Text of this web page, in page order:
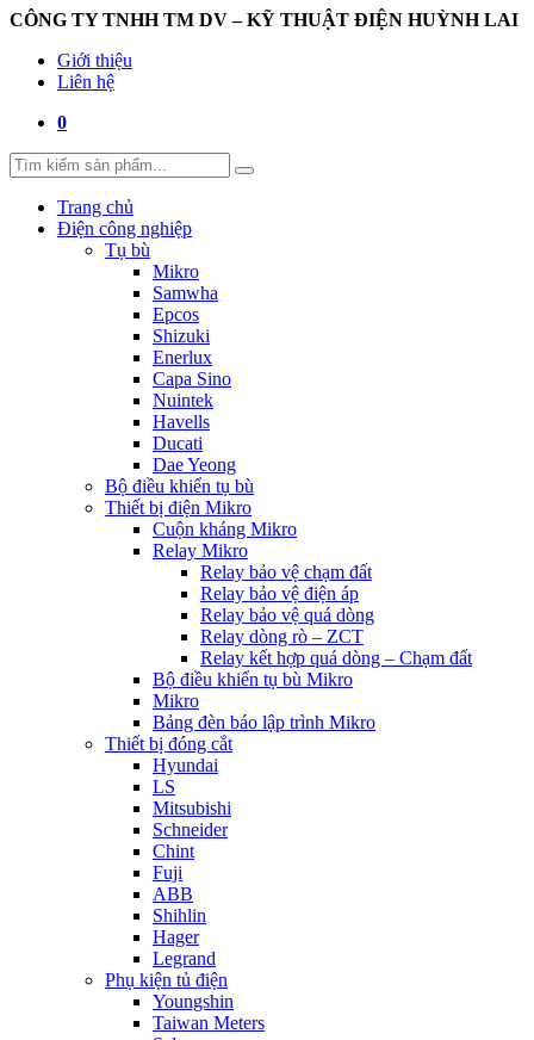
CÔNG TY TNHH TM DV – KỸ THUẬT ĐIỆN HUỲNH LAI
Giới thiệu
Liên hệ
0
Trang chủ
Điện công nghiệp
Tụ bù
Mikro
Samwha
Epcos
Shizuki
Enerlux
Capa Sino
Nuintek
Havells
Ducati
Dae Yeong
Bộ điều khiển tụ bù
Thiết bị điện Mikro
Cuộn kháng Mikro
Relay Mikro
Relay bảo vệ chạm đất
Relay bảo vệ điện áp
Relay bảo vệ quá dòng
Relay dòng rò – ZCT
Relay kết hợp quá dòng – Chạm đất
Bộ điều khiển tụ bù Mikro
Mikro
Bảng đèn báo lập trình Mikro
Thiết bị đóng cắt
Hyundai
LS
Mitsubishi
Schneider
Chint
Fuji
ABB
Shihlin
Hager
Legrand
Phụ kiện tủ điện
Youngshin
Taiwan Meters